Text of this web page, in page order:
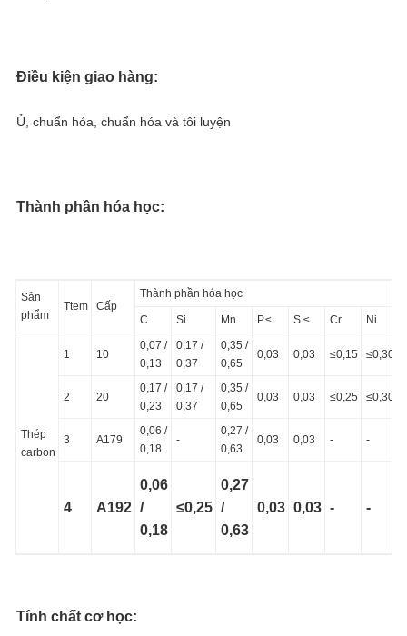
Điều kiện giao hàng:
Ủ, chuẩn hóa, chuẩn hóa và tôi luyện
Thành phần hóa học:
Sản
phẩm
Ttem Cấp
Thành phần hóa học
C Si Mn P.≤ S.≤ Cr Ni
Thép
carbon
1 10
0,07 /
0,13
0,17 /
0,37
0,35 /
0,65
0,03 0,03 ≤0,15 ≤0,30
2 20
0,17 /
0,23
0,17 /
0,37
0,35 /
0,65
0,03 0,03 ≤0,25 ≤0,30
3 A179
0,06 /
0,18
-
0,27 /
0,63
0,03 0,03 - -
4 A192
0,06
/
0,18
≤0,25
0,27
/
0,63
0,03 0,03 - -
Tính chất cơ học: